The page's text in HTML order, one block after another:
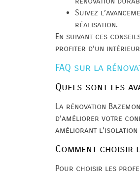
Suivez
réalisation.
En suivant ces
profiter d’un
FAQ sur la
Quels sont les
La rénovation
d’améliorer votre
améliorant l’isolation
Comment choisir
Pour choisir les